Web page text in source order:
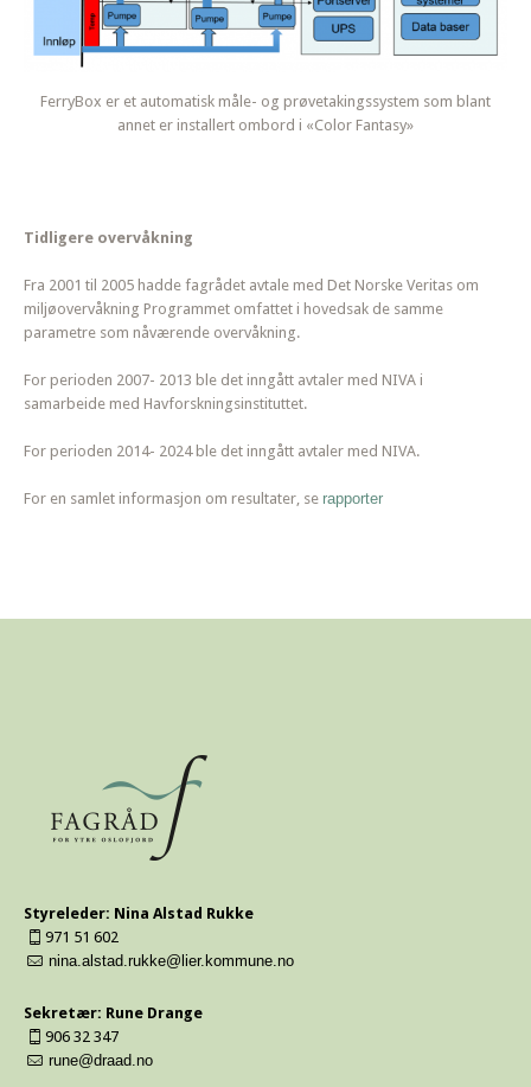
FerryBox er et automatisk måle- og prøvetakingssystem som blant
annet er installert ombord i «Color Fantasy»
Tidligere overvåkning
Fra 2001 til 2005 hadde fagrådet avtale med Det Norske Veritas om
miljøovervåkning Programmet omfattet i hovedsak de samme
parametre som nåværende overvåkning.
For perioden 2007- 2013 ble det inngått avtaler med NIVA i
samarbeide med Havforskningsinstituttet.
For perioden 2014- 2024 ble det inngått avtaler med NIVA.
For en samlet informasjon om resultater, se rapporter
Styreleder: Nina Alstad Rukke
971 51 602
nina.alstad.rukke@lier.kommune.no
Sekretær: Rune Drange
906 32 347
rune@draad.no